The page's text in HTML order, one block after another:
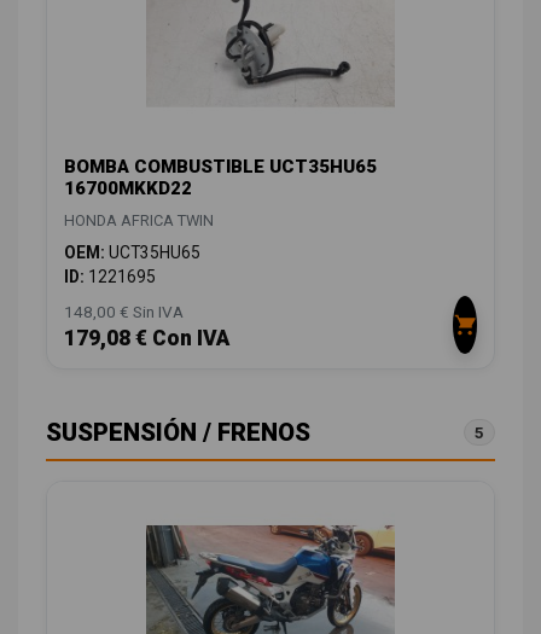
BOMBA COMBUSTIBLE UCT35HU65
16700MKKD22
HONDA AFRICA TWIN
OEM: UCT35HU65
ID: 1221695
148,00 € Sin IVA
179,08 € Con IVA
SUSPENSIÓN / FRENOS 5